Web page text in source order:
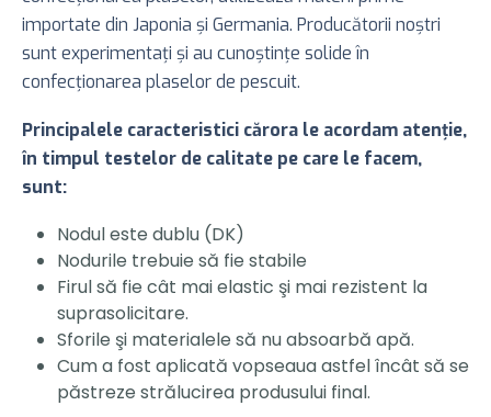
importate din Japonia şi Germania. Producătorii noştri
sunt experimentaţi şi au cunoştinţe solide în
confecţionarea plaselor de pescuit.
Principalele caracteristici cărora le acordam atenţie,
în timpul testelor de calitate pe care le facem,
sunt:
Nodul este dublu (DK)
Nodurile trebuie să fie stabile
Firul să fie cât mai elastic şi mai rezistent la
suprasolicitare.
Sforile şi materialele să nu absoarbă apă.
Cum a fost aplicată vopseaua astfel încât să se
păstreze strălucirea produsului final.